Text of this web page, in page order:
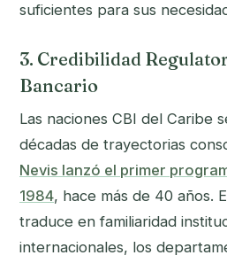
suficientes para sus
3. Credibilidad
Bancario
Las naciones CBI del Caribe
décadas de trayectorias
Nevis lanzó el primer
1984, hace más de 40 años.
traduce en familiaridad
internacionales, los